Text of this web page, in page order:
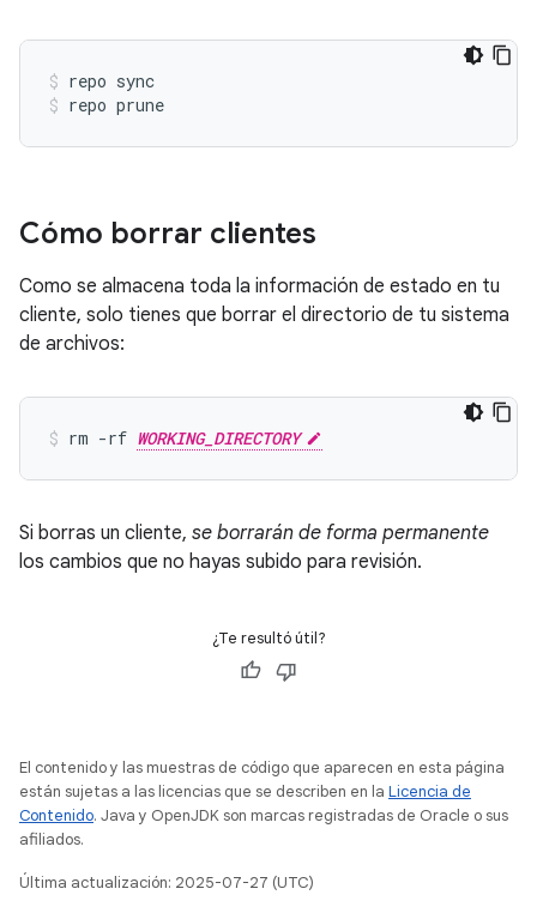
repo sync
repo prune
Cómo borrar clientes
Como se almacena toda la información de estado en tu
cliente, solo tienes que borrar el directorio de tu sistema
de archivos:
rm -rf WORKING_DIRECTORY
Si borras un cliente, se borrarán de forma permanente
los cambios que no hayas subido para revisión.
¿Te resultó útil?
El contenido y las muestras de código que aparecen en esta página
están sujetas a las licencias que se describen en la Licencia de
Contenido. Java y OpenJDK son marcas registradas de Oracle o sus
afiliados.
Última actualización: 2025-07-27 (UTC)